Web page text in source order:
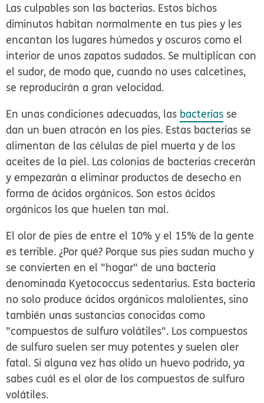
Las culpables son las bacterias. Estos bichos
diminutos habitan normalmente en tus pies y les
encantan los lugares húmedos y oscuros como el
interior de unos zapatos sudados. Se multiplican con
el sudor, de modo que, cuando no uses calcetines,
se reproducirán a gran velocidad.
En unas condiciones adecuadas, las bacterias se
dan un buen atracón en los pies. Estas bacterias se
alimentan de las células de piel muerta y de los
aceites de la piel. Las colonias de bacterias crecerán
y empezarán a eliminar productos de desecho en
forma de ácidos orgánicos. Son estos ácidos
orgánicos los que huelen tan mal.
El olor de pies de entre el 10% y el 15% de la gente
esterrible. ¿Por qué? Porque sus pies sudan mucho y
se convierten en el "hogar" de una bacteria
denominada Kyetococcus sedentarius. Esta bacteria
no solo produce ácidos orgánicos malolientes, sino
también unas sustancias conocidas como
"compuestos de sulfuro volátiles". Los compuestos
de sulfuro suelen ser muy potentes y suelen oler
fatal. Si alguna vez has olido un huevo podrido, ya
sabes cuál es el olor de los compuestos de sulfuro
volátiles.